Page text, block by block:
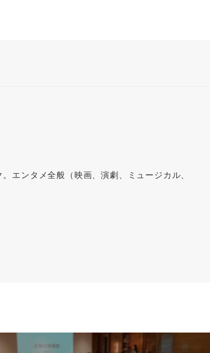
エンタメ全般（映画、演劇、ミュージカル、